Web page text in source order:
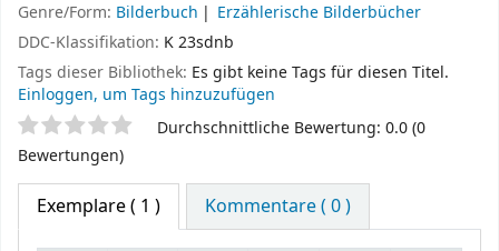
Genre/Form: Bilderbuch
Erzählerische Bilderbücher
DDC-Klassifikation: K 23sdnb
Tags dieser Bibliothek: Es gibt keine Tags für diesen Titel.
Einloggen, um Tags hinzuzufügen
SternchenbewertungDurchschnittliche Bewertung: 0.0 (0
Bewertungen)
Exemplare( 1 ) Kommentare ( 0 )